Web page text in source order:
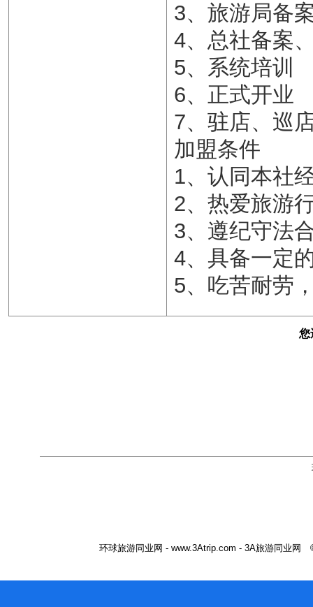
3、旅游局备
4、总社备案
5、系统培训
6、正式开业
7、驻店、巡
加盟条件
1、认同本社
2、热爱旅游
3、遵纪守法
4、具备一定
5、吃苦耐劳
环球旅游同业网 - www.3Atrip.com - 3A旅游同